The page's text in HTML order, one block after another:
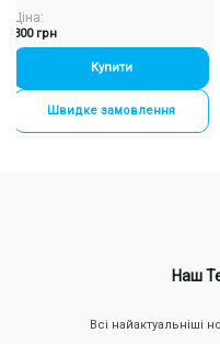
+
Купити
Швидке замовлення
Наш
Всі найактуальніші